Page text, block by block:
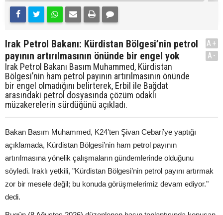
Irak Petrol Bakanı: Kürdistan Bölgesi’nin petrol
payının artırılmasının önünde bir engel yok
Irak Petrol Bakanı Basım Muhammed, Kürdistan
Bölgesi’nin ham petrol payının artırılmasının önünde
bir engel olmadığını belirterek, Erbil ile Bağdat
arasındaki petrol dosyasında çözüm odaklı
müzakerelerin sürdüğünü açıkladı.
A+
A-
Bakan Basım Muhammed, K24’ten Şivan Cebari’ye yaptığı
açıklamada, Kürdistan Bölgesi’nin ham petrol payının
artırılmasına yönelik çalışmaların gündemlerinde olduğunu
söyledi. Iraklı yetkili, "Kürdistan Bölgesi’nin petrol payını artırmak
zor bir mesele değil; bu konuda görüşmelerimiz devam ediyor."
dedi.